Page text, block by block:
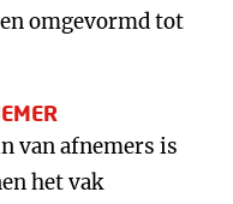
omgevormd tot
van afnemers is
het vak